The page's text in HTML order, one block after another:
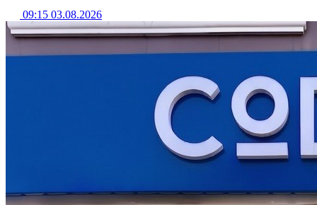
09:15 03.08.2026